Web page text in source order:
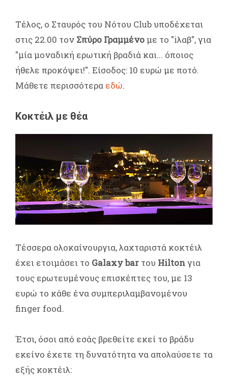
Τέλος, ο Σταυρός του Νότου Club υποδέχεται
στις 22.00 τον Σπύρο Γραμμένομε το "iλαβ", για
"μία μοναδική ερωτική βραδιά και... όποιος
ήθελε προκόψει!". Είσοδος: 10 ευρώ με ποτό.
Μάθετε περισσότερα εδώ.
Κοκτέιλ με θέα
Τέσσερα ολοκαίνουργια, λαχταριστά κοκτέιλ
έχει ετοιμάσει το Galaxy bar του Hiltonγια
τους ερωτευμένους επισκέπτες του, με 13
ευρώ το κάθε ένα συμπεριλαμβανομένου
finger food.
Έτσι, όσοι από εσάς βρεθείτε εκεί το βράδυ
εκείνο έχετε τη δυνατότητα να απολαύσετε τα
εξής κοκτέιλ: